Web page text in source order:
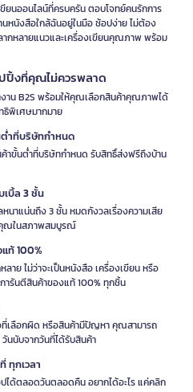
ยนออนไลน์ที่ครบครัน ตอบโจทย์คนรักการ
หนังสือใกล้ฉันอยู่ในมือ ช้อปง่าย ไม่ต้อง
กหลายแนวและเครื่องเขียนคุณภาพ พร้อม
ปิ้งที่คุณไม่ควรพลาด
าน B2S พร้อมให้คุณเลือกสินค้าคุณภาพได้
ธิพิเศษมากมาย
ำที่บริษัทกำหนด
าขั้นต่ำที่บริษัทกำหนด รับสิทธิ์ส่งฟรีถึงบ้าน
บิ้ล 3 ชั้น
นาแน่นถึง 3 ชั้น หมดกังวลเรื่องความเสีย
ณในสภาพสมบูรณ์
ท้ 100%
าย ไม่ว่าจะเป็นหนังสือ เครื่องเขียน หรือ
ารันตีสินค้าของแท้ 100% ทุกชิ้น
ที่เลือกผิด หรือสินค้ามีปัญหา คุณสามารถ
นนับจากวันที่ได้รับสินค้า
ทุกเวลา
ด้ตลอดวันตลอดคืน อยากได้อะไร แค่คลิก